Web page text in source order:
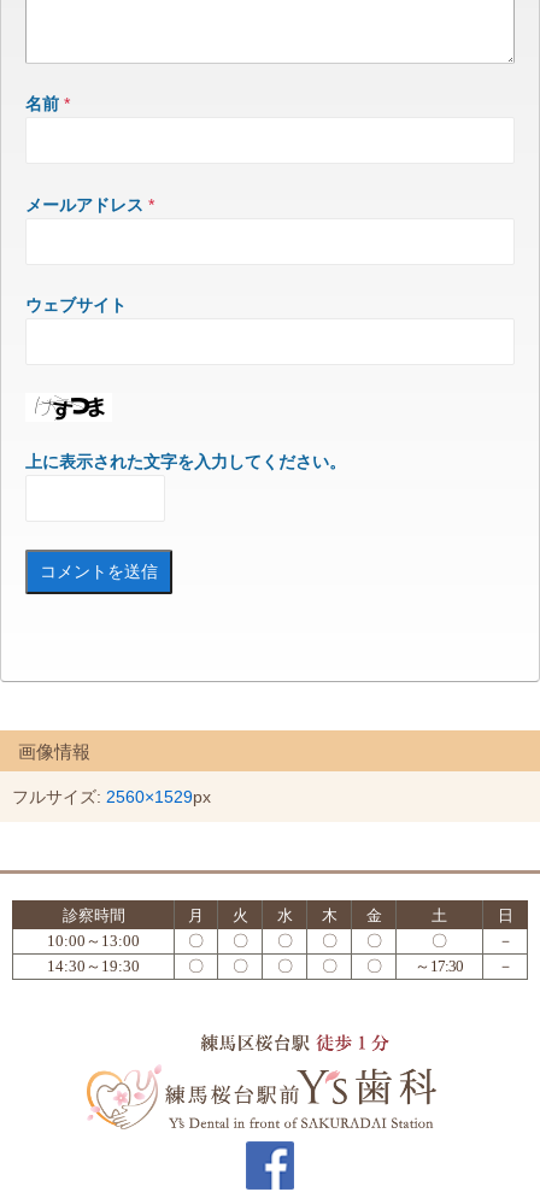
名前 *
メールアドレス *
ウェブサイト
上に表示された文字を入力してください。
画像情報
フルサイズ: 2560×1529px
診察時間 月 火 水 木 金 土
日
10:00～13:00
〇 〇 〇 〇 〇 〇
－
14:30～19:30
〇 〇 〇 〇 〇 ～17:30 －